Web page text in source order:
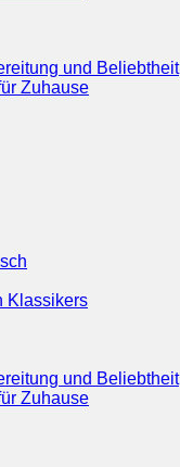
und Beliebtheit
Zuhause
Klassikers
und Beliebtheit
Zuhause